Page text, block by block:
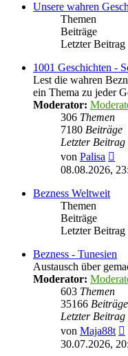
Unsere wahren
Themen
Beiträge
Letzter Beitrag
1001 Geschichten -
Lest die wahren
ein Thema zu jeder
Moderator:
306 Themen
7180 Beiträge
Letzter Beitrag
von Palisa
08.08.2026,
Bezness Weltweit
Themen
Beiträge
Letzter Beitrag
Bezness - Tunesien
Austausch über
Moderator:
603 Themen
35166 Beiträge
Letzter Beitrag
von Maja88t
30.07.2026,